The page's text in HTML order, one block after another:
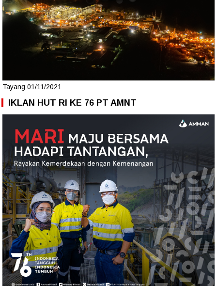
Tayang 01/11/2021
IKLAN HUT RI KE 76 PT AMNT